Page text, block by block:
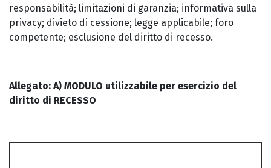
responsabilità; limitazioni di garanzia; informativa sulla
privacy; divieto di cessione; legge applicabile; foro
competente; esclusione del diritto di recesso.
Allegato: A) MODULO utilizzabile per esercizio del
diritto di RECESSO